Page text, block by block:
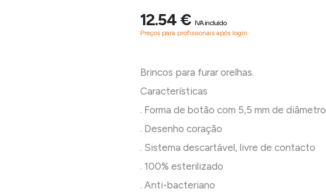
12.54 € IVA incluído
Preços para profissionais após login
Brincos para furar orelhas.
Características
. Forma de botão com 5,5 mm de diâmetro
. Desenho coração
. Sistema descartável, livre de contacto
. 100% esterilizado
. Anti-bacteriano